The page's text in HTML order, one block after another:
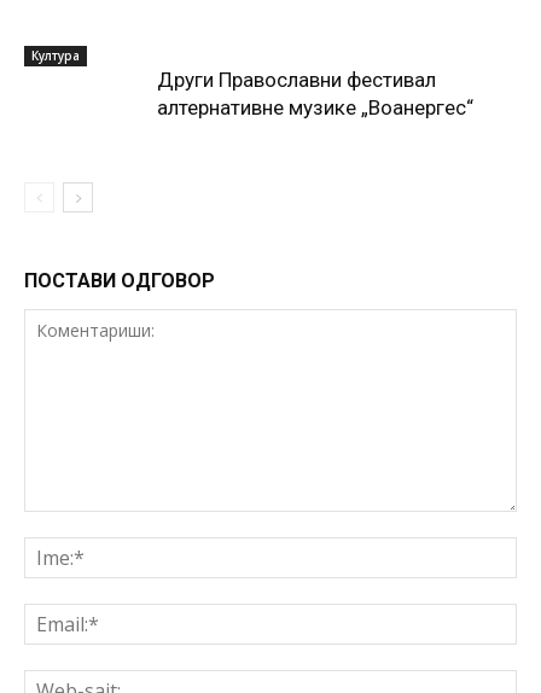
Култура
Други Православни фестивал
алтернативне музике „Воанергес“
ПОСТАВИ ОДГОВОР